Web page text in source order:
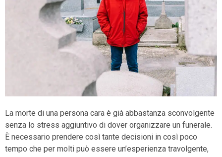
La morte di una persona cara è già abbastanza sconvolgente
senza lo stress aggiuntivo di dover organizzare un funerale.
È necessario prendere così tante decisioni in così poco
tempo che per molti può essere un’esperienza travolgente,